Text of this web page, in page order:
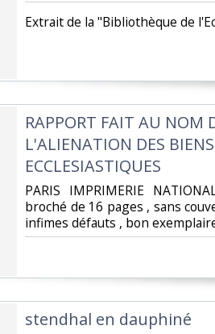
‎Extrait de la "Bibliothèque de
‎RAPPORT FAIT AU NOM
L'ALIENATION DES
ECCLESIASTIQUES‎
‎PARIS IMPRIMERIE
broché de 16 pages , sans
infimes défauts , bon
‎stendhal en dauphiné ‎